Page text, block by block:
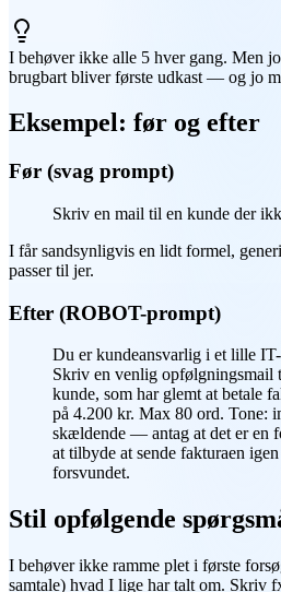
I behøver ikke alle 5 hver gang. Men
brugbart bliver første udkast — og jo
Eksempel: før og efter
Før (svag prompt)
Skriv en mail til en kunde der
I får sandsynligvis en lidt formel,
passer til jer.
Efter (ROBOT-prompt)
Du er kundeansvarlig i et lille
Skriv en venlig opfølgningsmail
kunde, som har glemt at betale
på 4.200 kr. Max 80 ord. Tone:
skældende — antag at det er en
at tilbyde at sende fakturaen
forsvundet.
Stil opfølgende
I behøver ikke ramme plet i første
samtale) hvad I lige har talt om. Skriv